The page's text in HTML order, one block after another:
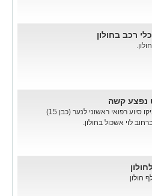
רכב בחולון
נפצע קשה
צוותי הרפואה של איחוד הצלה העניקו סיוע רפואי ראשוני לנער (כבן 15)
לוי אשכול בחולון.